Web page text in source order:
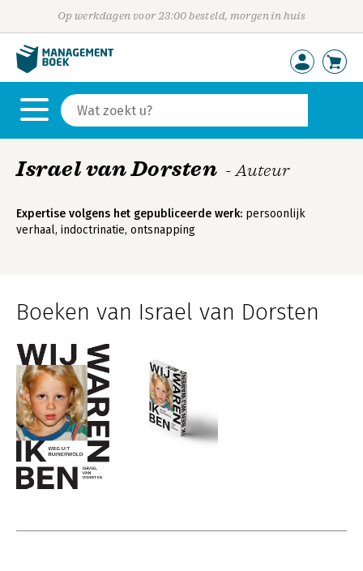
Op werkdagen voor 23:00 besteld, morgen in huis
Israel van Dorsten - Auteur
Expertise volgens het gepubliceerde werk: persoonlijk
verhaal, indoctrinatie, ontsnapping
Boeken van Israel van Dorsten